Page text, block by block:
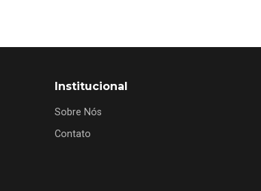
Institucional
Sobre Nós
Contato